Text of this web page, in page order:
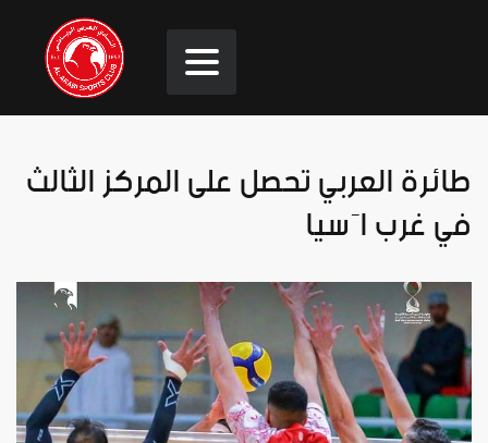
طائرة العربي تحصل على المركز الثالث
في غرب اَسيا